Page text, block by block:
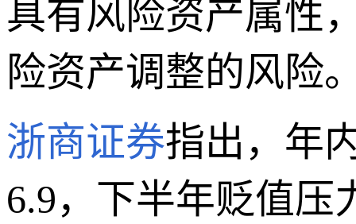
具有风险资产属性
险资产调整的风险
浙商证券指出，年
6.9，下半年贬值压